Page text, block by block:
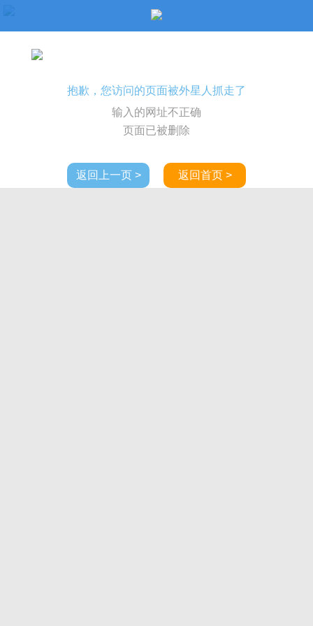
抱歉，您访问的页面被外星人抓走了
输入的网址不正确
页面已被删除
返回上一页 > 返回首页 >